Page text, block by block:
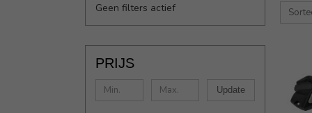
Geen filters actief
PRIJS
Update